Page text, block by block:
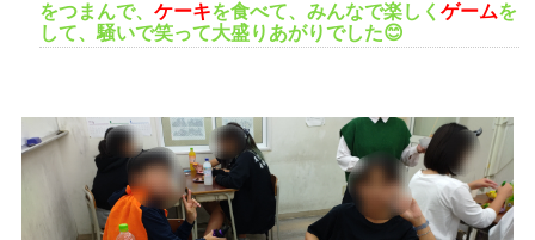
をつまんで、ケーキを食べて、みんなで楽しくゲームを
して、騒いで笑って大盛りあがりでした😊